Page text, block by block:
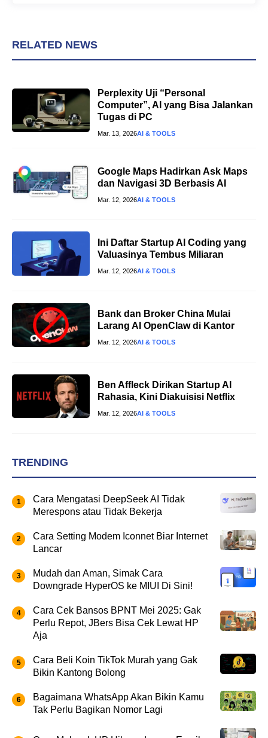
RELATED NEWS
Perplexity Uji “Personal
Computer”, AI yang Bisa Jalankan
Tugas di PC
Mar. 13, 2026AI & TOOLS
Google Maps Hadirkan Ask Maps
dan Navigasi 3D Berbasis AI
Mar. 12, 2026AI & TOOLS
Ini Daftar Startup AI Coding yang
Valuasinya Tembus Miliaran
Mar. 12, 2026AI & TOOLS
Bank dan Broker China Mulai
Larang AI OpenClaw di Kantor
Mar. 12, 2026AI & TOOLS
Ben Affleck Dirikan Startup AI
Rahasia, Kini Diakuisisi Netflix
Mar. 12, 2026AI & TOOLS
TRENDING
Cara Mengatasi DeepSeek AI Tidak
Merespons atau Tidak Bekerja
Cara Setting Modem Iconnet Biar Internet
Lancar
Mudah dan Aman, Simak Cara
Downgrade HyperOS ke MIUI Di Sini!
Cara Cek Bansos BPNT Mei 2025: Gak
Perlu Repot, JBers Bisa Cek Lewat HP
Aja
Cara Beli Koin TikTok Murah yang Gak
Bikin Kantong Bolong
Bagaimana WhatsApp Akan Bikin Kamu
Tak Perlu Bagikan Nomor Lagi